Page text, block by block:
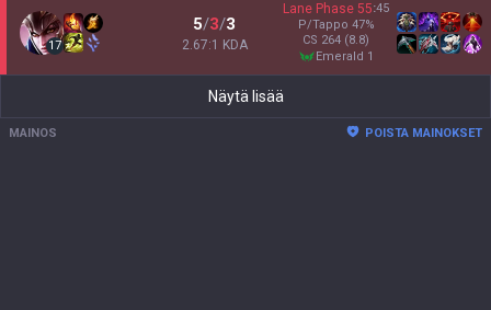
17
5/3/3
2.67:1 KDA
Lane Phase 55:45
P/Tappo 47%
CS 264 (8.8)
emerald 1
Näytä lisää
MAINOS POISTA MAINOKSET